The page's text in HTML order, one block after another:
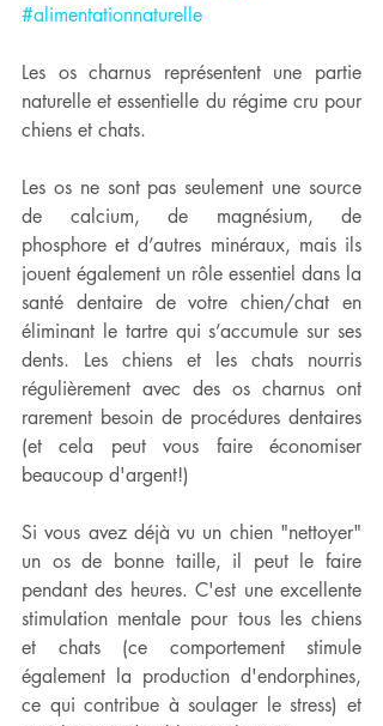
#alimentationnaturelle
Les os charnus représentent une partie
naturelle et essentielle du régime cru pour
chiens et chats.
Les os ne sont pas seulement une source
de calcium, de magnésium, de
phosphore et d’autres minéraux, mais ils
jouent également un rôle essentiel dans la
santé dentaire de votre chien/chat en
éliminant le tartre qui s’accumule sur ses
dents. Les chiens et les chats nourris
régulièrement avec des os charnus ont
rarement besoin de procédures dentaires
(et cela peut vous faire économiser
beaucoup d'argent!)
Si vous avez déjà vu un chien "nettoyer"
un os de bonne taille, il peut le faire
pendant des heures. C'est une excellente
stimulation mentale pour tous les chiens
et chats (ce comportement stimule
également la production d'endorphines,
ce qui contribue à soulager le stress) et